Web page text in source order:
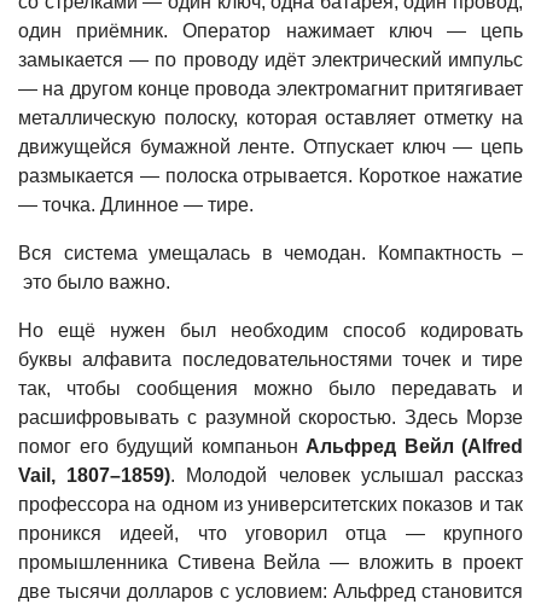
один приёмник. Оператор нажимает ключ — цепь
замыкается — по проводу идёт электрический импульс
— на другом конце провода электромагнит притягивает
металлическую полоску, которая оставляет отметку на
движущейся бумажной ленте. Отпускает ключ — цепь
размыкается — полоска отрывается. Короткое нажатие
— точка. Длинное — тире.
Вся система умещалась в чемодан. Компактность –
это было важно.
Но ещё нужен был необходим способ кодировать
буквы алфавита последовательностями точек и тире
так, чтобы сообщения можно было передавать и
расшифровывать с разумной скоростью. Здесь Морзе
помог его будущий компаньон Альфред Вейл (Alfred
Vail, 1807–1859). Молодой человек услышал рассказ
профессора на одном из университетских показов и так
проникся идеей, что уговорил отца — крупного
промышленника Стивена Вейла — вложить в проект
две тысячи долларов с условием: Альфред становится